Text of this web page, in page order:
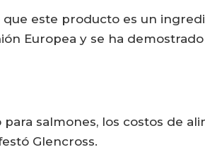
este producto es un
Europea y se ha
salmones, los costos de
Glencross.